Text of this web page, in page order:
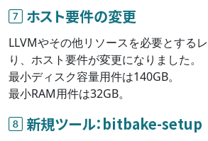
ホスト要件の変更
LLVMやその他リソースを必要とする
り、ホスト要件が変更になりました。
最小ディスク容量用件は140GB。
最小RAM用件は32GB。
新規ツール：bitbake-setup